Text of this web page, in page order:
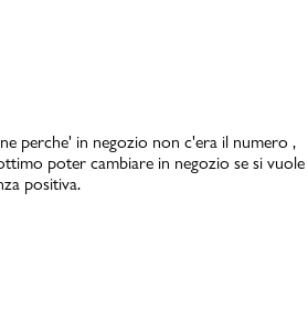
perche' in negozio non c'era il numero ,
poter cambiare in negozio se si vuole
positiva.